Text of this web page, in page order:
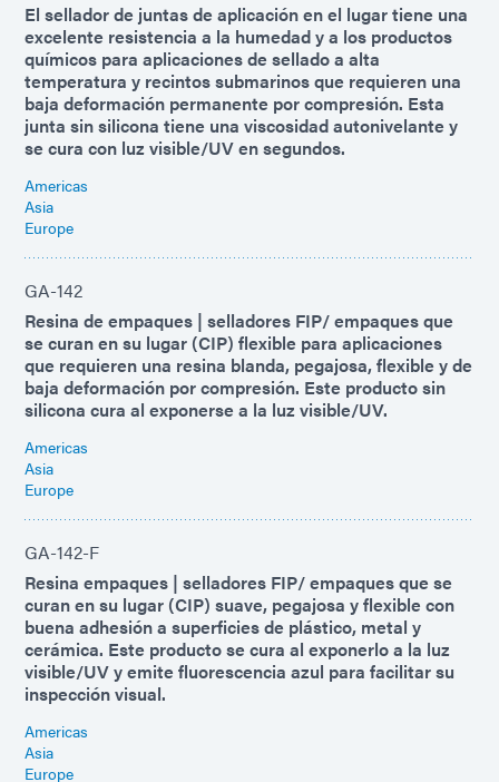
El sellador de juntas de aplicación en el lugar tiene una
excelente resistencia a la humedad y a los productos
químicos para aplicaciones de sellado a alta
temperatura y recintos submarinos que requieren una
baja deformación permanente por compresión. Esta
junta sin silicona tiene una viscosidad autonivelante y
se cura con luz visible/UV en segundos.
Americas
Asia
Europe
GA-142
Resina de empaques | selladores FIP/ empaques que
se curan en su lugar (CIP) flexible para aplicaciones
que requieren una resina blanda, pegajosa, flexible y de
baja deformación por compresión. Este producto sin
silicona cura al exponerse a la luz visible/UV.
Americas
Asia
Europe
GA-142-F
Resina empaques | selladores FIP/ empaques que se
curan en su lugar (CIP) suave, pegajosa y flexible con
buena adhesión a superficies de plástico, metal y
cerámica. Este producto se cura al exponerlo a la luz
visible/UV y emite fluorescencia azul para facilitar su
inspección visual.
Americas
Asia
Europe